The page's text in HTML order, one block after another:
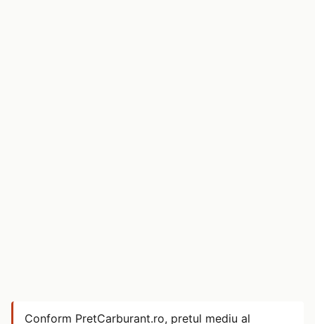
Conform PretCarburant.ro, pretul mediu al